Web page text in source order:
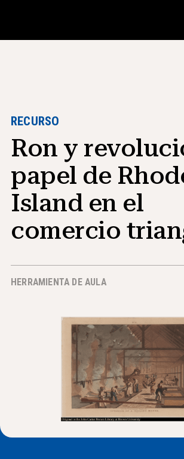
Recursos para maestros
Herramientas para el aula
Cursos
institutos
Enseñanza de Habilidades de
Investigación
Asesoramiento a estudiantes
Noticias y Eventos
Acerca de NHD®
Involucrarse
RECURSO
Ron y
papel de
Island en el
comercio
HERRAMIENTA DE AULA